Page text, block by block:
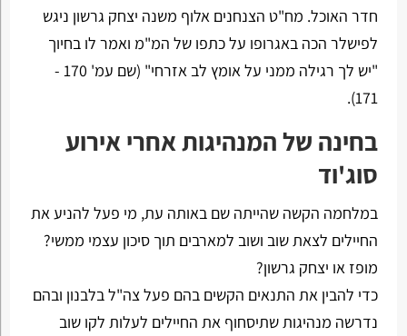
חדר האוכל. מח"ט הצנחנים אלוף משנה יצחק גרשון ניגש
לפישלר הכה באגרופו על כתפו של המ"מ ואמר לו בחיוך
"יש לך רגילה ממני על אומץ לב אזרחי" (שם עמ' 170 -
171).
בחינה של המנהיגות אחרי אירוע
סוג'וד
במלחמה הקשה שהייתה שם באותה עת, מי פעל להניע את
החיילים לצאת שוב ושוב למארבים תוך סיכון עצמי ממשי?
מופז או יצחק גרשון?
כדי להבין את התנאים הקשים בהם פעל צה"ל בלבנון ובהם
נדרשה מנהיגות שתיסחוף את החיילים לעלות לקו שוב